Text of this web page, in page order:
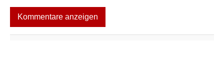
Kommentare anzeigen